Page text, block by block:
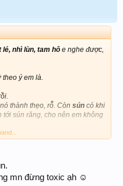
lé, nhì lùn, tam hô e nghe được,
ý em là.
thành thẹo, rỗ. Còn sún có khi
sún răng, cho nên em không
hơn, 2 thằng
mn đừng toxic ạh ☺️